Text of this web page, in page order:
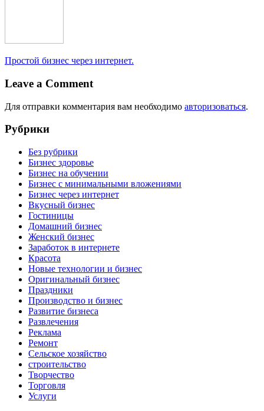
Простой бизнес через интернет.
Leave a Comment
Для отправки комментария вам необходимо авторизоваться.
Рубрики
Без рубрики
Бизнес здоровье
Бизнес на обучении
Бизнес с минимальными вложениями
Бизнес через интернет
Вкусный бизнес
Гостиницы
Домашний бизнес
Женский бизнес
Заработок в интернете
Красота
Новые технологии и бизнес
Оригинальный бизнес
Праздники
Производство и бизнес
Развитие бизнеса
Развлечения
Реклама
Ремонт
Сельское хозяйство
строительство
Творчество
Торговля
Услуги